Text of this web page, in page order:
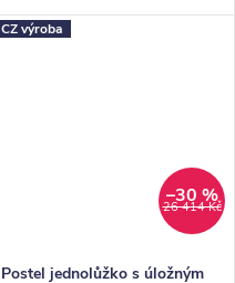
CZ výroba
26 414 Kč
–30 %
Postel jednolůžko s úložným